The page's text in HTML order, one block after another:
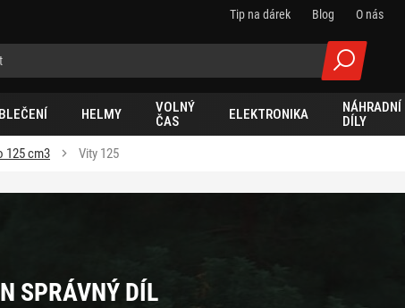
Tip na dárek Blog O nás
HELMY
VOLNÝ
ČAS
ELEKTRONIKA
NÁHRADNÍ
DÍLY
125 cm3 Vity 125
SPRÁVNÝ DÍL